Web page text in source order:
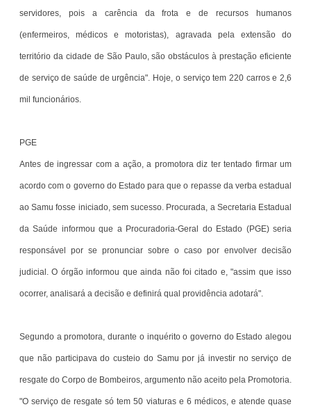
servidores, pois a carência da frota e de recursos humanos
(enfermeiros, médicos e motoristas), agravada pela extensão do
território da cidade de São Paulo, são obstáculos à prestação eficiente
de serviço de saúde de urgência". Hoje, o serviço tem 220 carros e 2,6
mil funcionários.
PGE
Antes de ingressar com a ação, a promotora diz ter tentado firmar um
acordo com o governo do Estado para que o repasse da verba estadual
ao Samu fosse iniciado, sem sucesso. Procurada, a Secretaria Estadual
da Saúde informou que a Procuradoria-Geral do Estado (PGE) seria
responsável por se pronunciar sobre o caso por envolver decisão
judicial. O órgão informou que ainda não foi citado e, "assim que isso
ocorrer, analisará a decisão e definirá qual providência adotará".
Segundo a promotora, durante o inquérito o governo do Estado alegou
que não participava do custeio do Samu por já investir no serviço de
resgate do Corpo de Bombeiros, argumento não aceito pela Promotoria.
"O serviço de resgate só tem 50 viaturas e 6 médicos, e atende quase